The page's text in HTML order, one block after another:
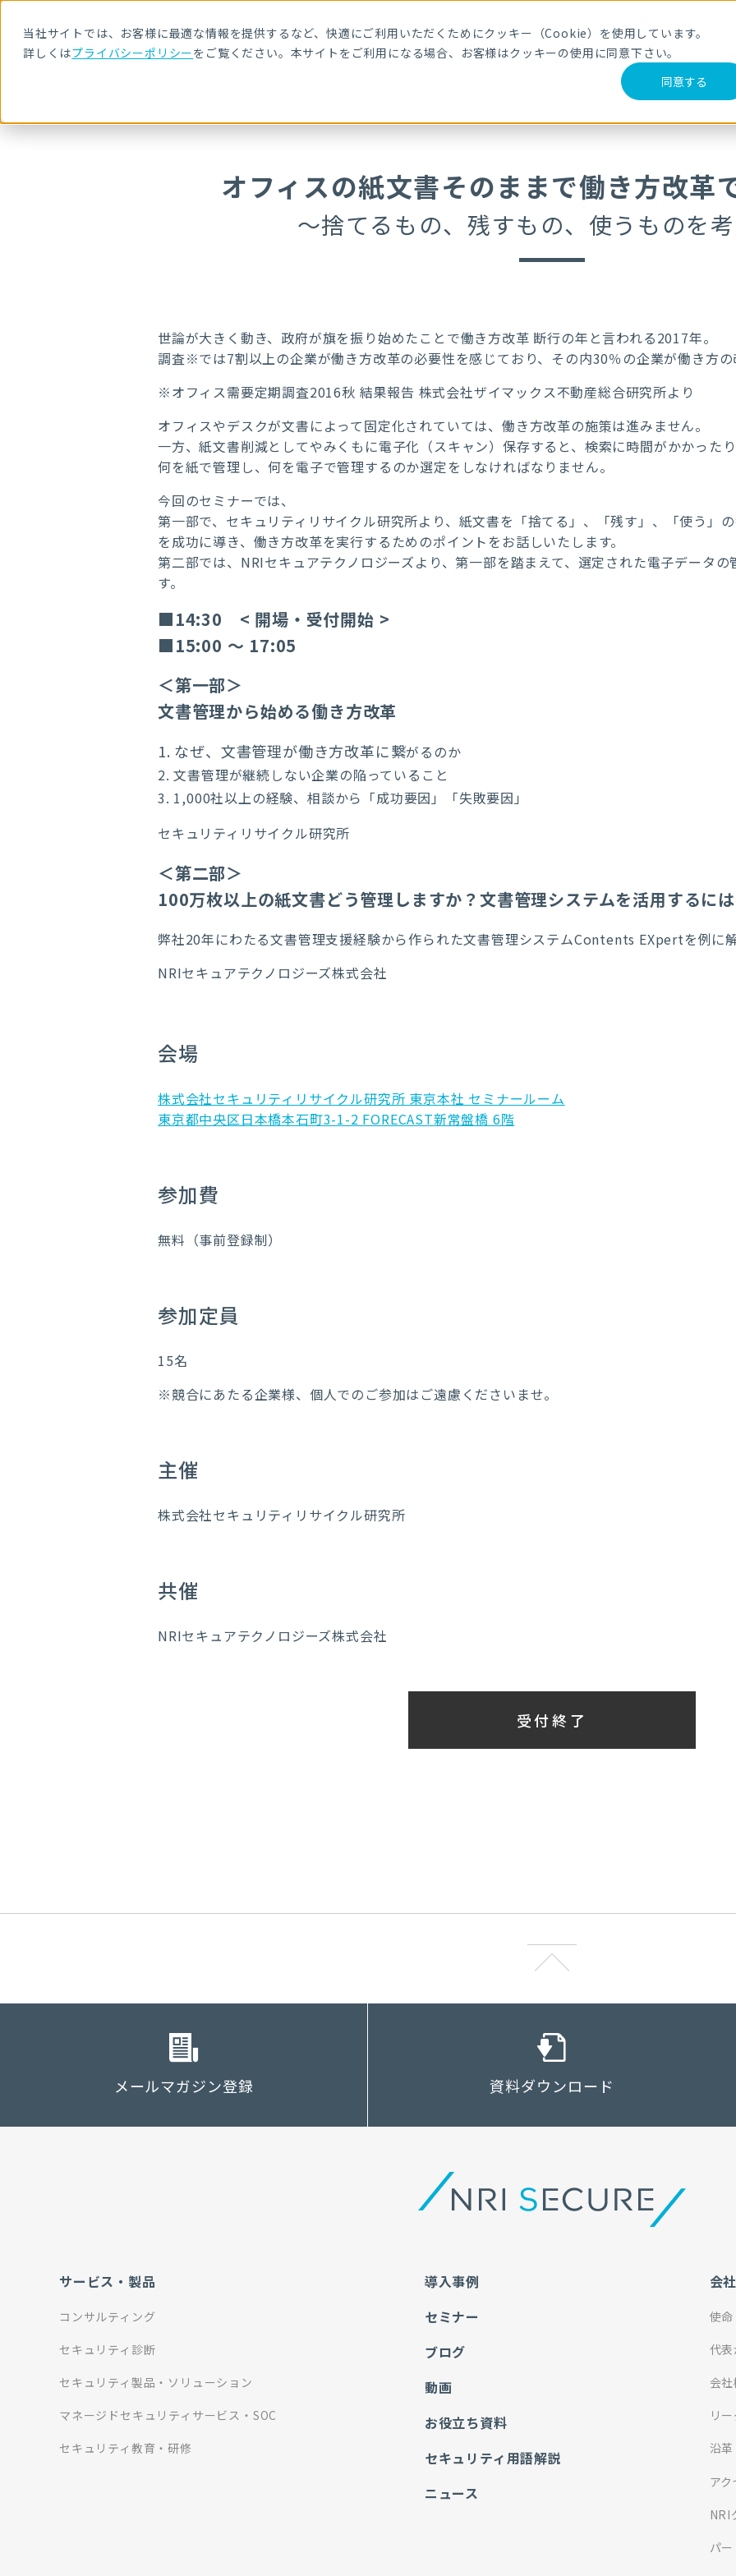
当社サイトでは、お客様に最適な情報を提供するなど、快適にご利用いただくためにクッキー（Cookie）を使用しています。
詳しくはプライバシーポリシーをご覧ください。本サイトをご利用になる場合、お客様はクッキーの使用に同意下さい。
同意する
サービス・製品 導入事例 セミナー ブログ
オフィスの紙文書そのままで働き方改革
～捨てるもの、残すもの、使うものを
世論が大きく動き、政府が旗を振り始めたことで働き方改革 断行の年と言われる2017年。
調査※では7割以上の企業が働き方改革の必要性を感じており、その内30％の企業が働き方
※オフィス需要定期調査2016秋 結果報告 株式会社ザイマックス不動産総合研究所より
オフィスやデスクが文書によって固定化されていては、働き方改革の施策は進みません。
一方、紙文書削減としてやみくもに電子化（スキャン）保存すると、検索に時間がかかった
何を紙で管理し、何を電子で管理するのか選定をしなければなりません。
今回のセミナーでは、
第一部で、セキュリティリサイクル研究所より、紙文書を「捨てる」、「残す」、「使う」
を成功に導き、働き方改革を実行するためのポイントをお話しいたします。
第二部では、NRIセキュアテクノロジーズより、第一部を踏まえて、選定された電子データ
す。
■14:30 < 開場・受付開始 >
■15:00 ～ 17:05
＜第一部＞
文書管理から始める働き方改革
1. なぜ、文書管理が働き方改革に繋がるのか
2. 文書管理が継続しない企業の陥っていること
3. 1,000社以上の経験、相談から「成功要因」「失敗要因」
セキュリティリサイクル研究所
＜第二部＞
100万枚以上の紙文書どう管理しますか？文書管理システムを活用するには
弊社20年にわたる文書管理支援経験から作られた文書管理システムContents EXpertを例に
NRIセキュアテクノロジーズ株式会社
会場
株式会社セキュリティリサイクル研究所 東京本社 セミナールーム
東京都中央区日本橋本石町3-1-2 FORECAST新常盤橋 6階
参加費
無料（事前登録制）
参加定員
15名
※競合にあたる企業様、個人でのご参加はご遠慮くださいませ。
主催
株式会社セキュリティリサイクル研究所
共催
NRIセキュアテクノロジーズ株式会社
受付終了
メールマガジン登録 資料ダウンロード
サービス・製品
コンサルティング
セキュリティ診断
セキュリティ製品・ソリューション
マネージドセキュリティサービス・SOC
セキュリティ教育・研修
導入事例
セミナー
ブログ
動画
お役立ち資料
セキュリティ用語解説
ニュース
会
使
代
会
リ
沿革
ア
NRI
パ